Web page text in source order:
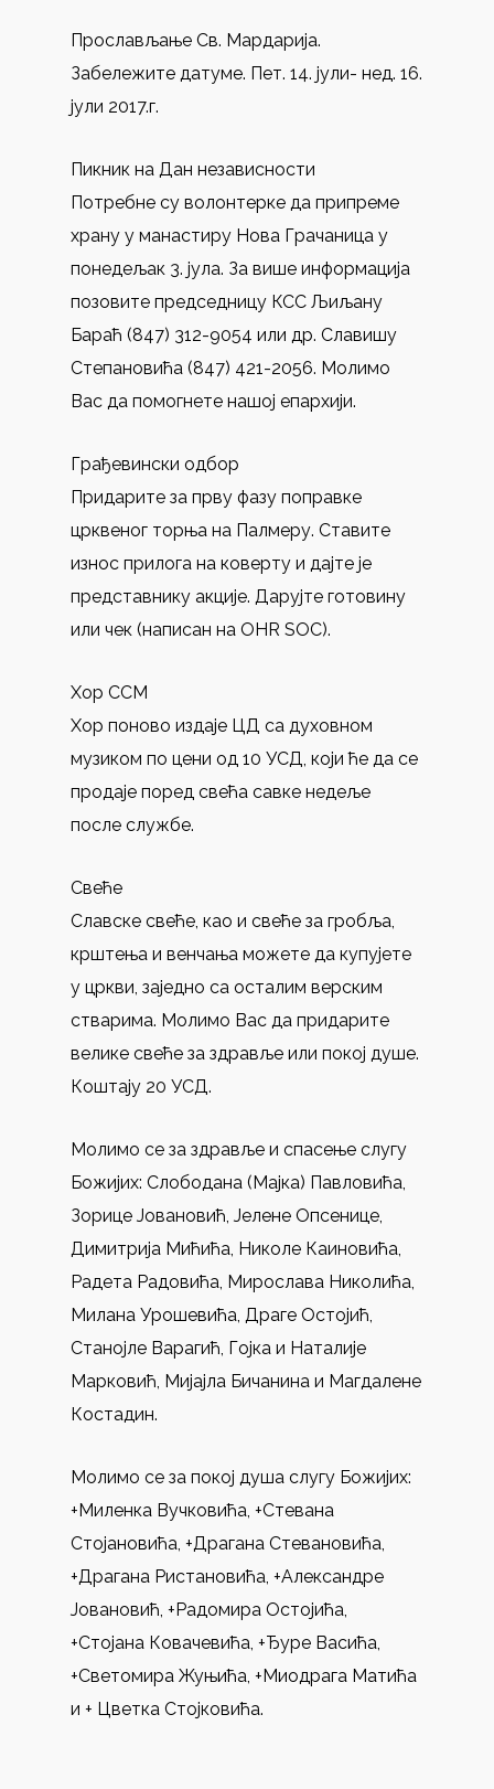
Прослављање Св. Мардарија.
Забележите датуме. Пет. 14. јули- нед. 16.
јули 2017.г.
Пикник на Дан независности
Потребне су волонтерке да припреме
храну у манастиру Нова Грачаница у
понедељак 3. јула. За више информација
позовите председницу КСС Љиљану
Бараћ (847) 312-9054 или др. Славишу
Степановића (847) 421-2056. Молимо
Вас да помогнете нашој епархији.
Грађевински одбор
Придарите за прву фазу поправке
црквеног торња на Палмеру. Ставите
износ прилога на коверту и дајте је
представнику акције. Дарујте готовину
или чек (написан на OHR SOC).
Хор ССМ
Хор поново издаје ЦД са духовном
музиком по цени од 10 УСД, који ће да се
продаје поред свећа савке недеље
после службе.
Свеће
Славске свеће, као и свеће за гробља,
крштења и венчања можете да купујете
у цркви, заједно са осталим верским
стварима. Молимо Вас да придарите
велике свеће за здравље или покој душе.
Коштају 20 УСД.
Молимо се за здравље и спасење слугу
Божијих: Слободана (Мајка) Павловића,
Зорице Јовановић, Јелене Опсенице,
Димитрија Мићића, Николe Каиновића,
Радета Радовића, Мирослава Николића,
Милана Урошевића, Драге Остојић,
Станојле Варагић, Гојка и Наталије
Марковић, Мијајла Бичанина и Магдалене
Костадин.
Молимо се за покој душа слугу Божијих:
+Миленка Вучковића, +Стевана
Стојановића, +Драгана Стевановића,
+Драгана Ристановића, +Александре
Јовановић, +Радомира Остојића,
+Стојана Ковачевића, +Ђуре Васића,
+Светомира Жуњића, +Миодрага Матића
и + Цветка Стојковића.